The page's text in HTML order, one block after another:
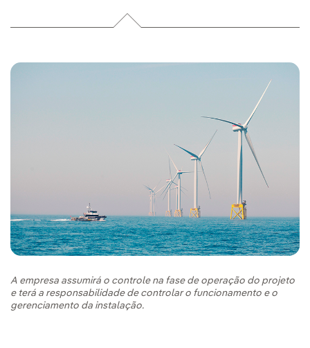
A empresa assumirá o controle na fase de operação do projeto
e terá a responsabilidade de controlar o funcionamento e o
gerenciamento da instalação.